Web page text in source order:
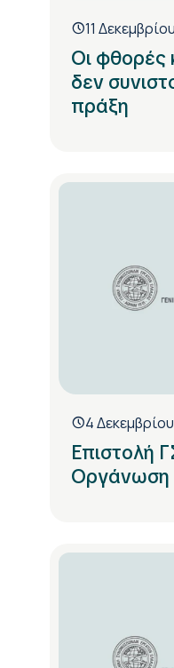
11
Οι φθορές
δεν
πράξη
4
Επιστολή
Οργάνωση